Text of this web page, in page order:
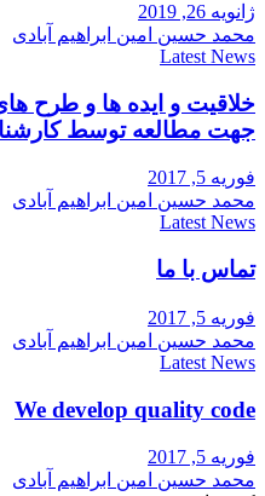
ژانویه 26, 2019
محمد حسین امین ابراهیم آبادی
Latest News
خلاقیت و ایده ها و طرح
جهت مطالعه توسط
فوریه 5, 2017
محمد حسین امین ابراهیم آبادی
Latest News
تماس با ما
فوریه 5, 2017
محمد حسین امین ابراهیم آبادی
Latest News
We develop quality code
فوریه 5, 2017
محمد حسین امین ابراهیم آبادی